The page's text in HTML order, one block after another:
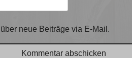
neue Beiträge via E-Mail.